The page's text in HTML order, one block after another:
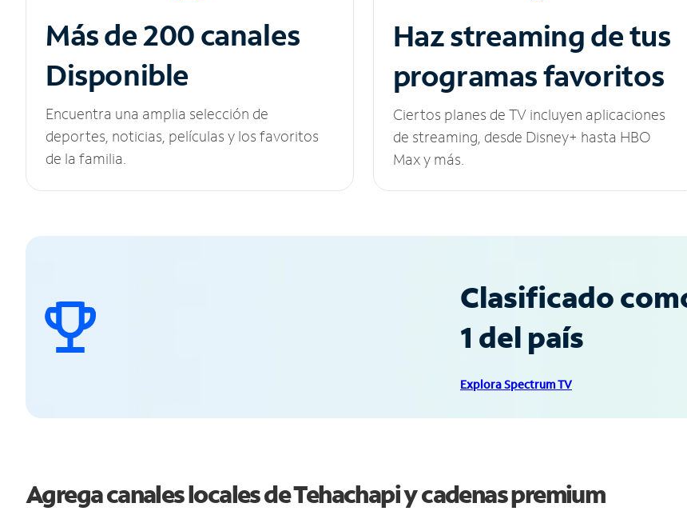
Más de 200 canales
Disponible
Encuentra una amplia selección de
deportes, noticias, películas y los favoritos
de la familia.
Haz streaming de tus
programas favoritos
Ciertos planes de TV incluyen aplicaciones
de streaming, desde Disney+ hasta HBO
Max y más.
Clasificado
1 del país
Explora Spectrum TV
Agrega canales locales de Tehachapi y cadenas premium